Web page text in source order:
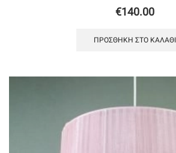
€140.00
ΠΡΟΣΘΉΚΗ ΣΤΟ ΚΑΛΆΘΙ